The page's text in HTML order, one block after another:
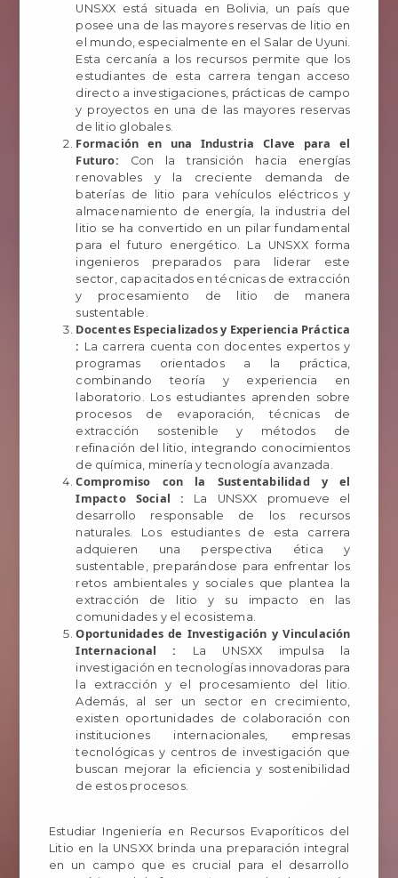
UNSXX está situada en Bolivia, un país que
posee una de las mayores reservas de litio en
el mundo, especialmente en el Salar de Uyuni.
Esta cercanía a los recursos permite que los
estudiantes de esta carrera tengan acceso
directo a investigaciones, prácticas de campo
y proyectos en una de las mayores reservas
de litio globales.
Formación en una Industria Clave para el
Futuro: Con la transición hacia energías
renovables y la creciente demanda de
baterías de litio para vehículos eléctricos y
almacenamiento de energía, la industria del
litio se ha convertido en un pilar fundamental
para el futuro energético. La UNSXX forma
ingenieros preparados para liderar este
sector, capacitados en técnicas de extracción
y procesamiento de litio de manera
sustentable.
Docentes Especializados y Experiencia Práctica
: La carrera cuenta con docentes expertos y
programas orientados a la práctica,
combinando teoría y experiencia en
laboratorio. Los estudiantes aprenden sobre
procesos de evaporación, técnicas de
extracción sostenible y métodos de
refinación del litio, integrando conocimientos
de química, minería y tecnología avanzada.
Compromiso con la Sustentabilidad y el
Impacto Social : La UNSXX promueve el
desarrollo responsable de los recursos
naturales. Los estudiantes de esta carrera
adquieren una perspectiva ética y
sustentable, preparándose para enfrentar los
retos ambientales y sociales que plantea la
extracción de litio y su impacto en las
comunidades y el ecosistema.
Oportunidades de Investigación y Vinculación
Internacional : La UNSXX impulsa la
investigación en tecnologías innovadoras para
la extracción y el procesamiento del litio.
Además, al ser un sector en crecimiento,
existen oportunidades de colaboración con
instituciones internacionales, empresas
tecnológicas y centros de investigación que
buscan mejorar la eficiencia y sostenibilidad
de estos procesos.
Estudiar Ingeniería en Recursos Evaporíticos del
Litio en la UNSXX brinda una preparación integral
en un campo que es crucial para el desarrollo